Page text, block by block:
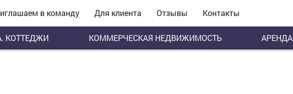
в команду Для клиента Отзывы Контакты
КОТТЕДЖИ КОММЕРЧЕСКАЯ НЕДВИЖИМОСТЬ АРЕНДА